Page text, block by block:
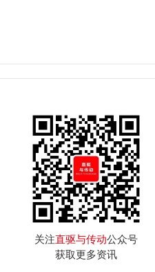
关注直驱与传动公众号
获取更多资讯